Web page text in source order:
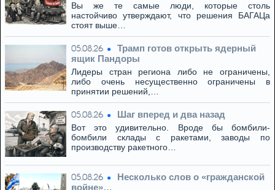
Вы же те самые люди, которые столь
настойчиво утверждают, что решения БАГАЦа
стоят выше…
05.08.26
Трамп готов открыть ядерный
ящик Пандоры
Лидеры стран региона либо не ограничены,
либо очень несущественно ограничены в
принятии решений,…
05.08.26 Шаг вперед и два назад
Вот это удивительно. Вроде бы бомбили-
бомбили склады с ракетами, заводы по
производству ракетного…
05.08.26
Несколько слов о «гражданской
войне»…